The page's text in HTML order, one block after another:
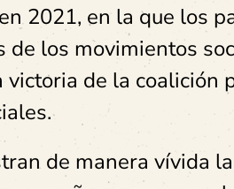
2021, en la que los
los movimientos
de la coalición
de manera vívida